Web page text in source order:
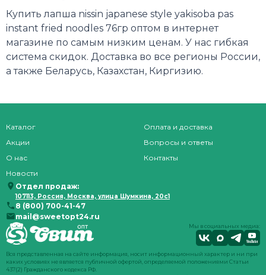
Купить лапша nissin japanese style yakisoba pas
instant fried noodles 76гр оптом в интернет
магазине по самым низким ценам. У нас гибкая
система скидок. Доставка во все регионы России,
а также Беларусь, Казахстан, Киргизию.
Каталог
Акции
О нас
Новости
Оплата и доставка
Вопросы и ответы
Контакты
Отдел продаж:
107113, Россия, Москва, улица Шумкина, 20с1
8 (800) 700-41-47
mail@sweetopt24.ru
Мы в социальных медиа:
Вся представленная на сайте информация, носит информационный характер и ни при
каких условиях не является публичной офертой, определяемой положениями Статьи
437(2) Гражданского кодекса РФ.